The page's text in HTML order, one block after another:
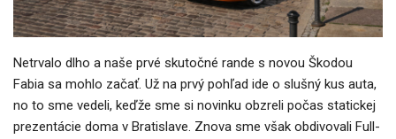
Netrvalo dlho a naše prvé skutočné rande s novou Škodou
Fabia sa mohlo začať. Už na prvý pohľad ide o slušný kus auta,
no to sme vedeli, keďže sme si novinku obzreli počas statickej
prezentácie doma v Bratislave. Znova sme však obdivovali Full-